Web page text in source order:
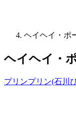
ヘイヘイ・ポ
ヘイヘイ・
プリンプリン(石川